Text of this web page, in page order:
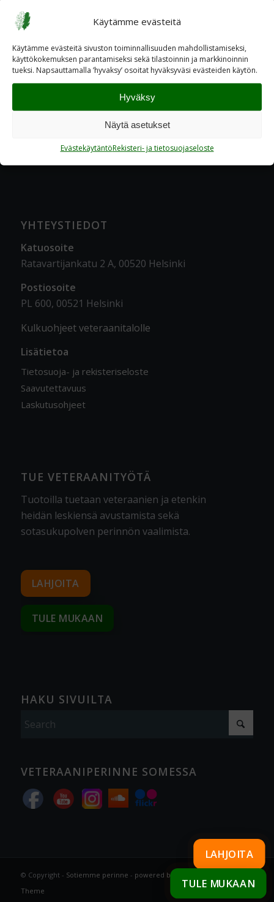
Käytämme evästeitä
Käytämme evästeitä sivuston toiminnallisuuden mahdollistamiseksi,
käyttökokemuksen parantamiseksi sekä tilastoinnin ja markkinoinnin
tueksi. Napsauttamalla ’hyvaksy’ osoitat hyväksyväsi evästeiden käytön.
Hyväksy
Näytä asetukset
EvästekäytäntöRekisteri- ja tietosuojaseloste
YHTEYSTIEDOT
Katuosoite
Ratavartijankatu 2 A, 00520 Helsinki
Postiosoite
PL 600, 00521 Helsinki
Kulkuohjeet veteraanitalolle
Lisätietoa
Tietosuoja- ja rekisteriseloste
Saavutettavuus
Laskutusohjeet
TUE VETERAANITYÖTÄ
Tuotoilla tuetaan veteraanien ja etenkin
heidän leskiensä avustamista sekä
sotasukupolven perinnön vaalimista.
LAHJOITA
TULE MUKAAN
HAKU SIVUILTA
VETERAANIPERINNE SOMESSA
© Copyright - Sotiemme perinne - powered by Enfold WordPress
Theme
LAHJOITA
TULE MUKAAN